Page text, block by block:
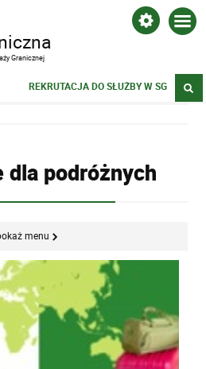
Granicznej
REKRUTACJA DO SŁUŻBY W SG
dla podróżnych
menu